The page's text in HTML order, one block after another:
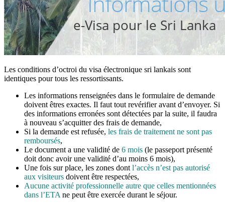
Les conditions d’octroi du visa électronique sri lankais sont
identiques pour tous les ressortissants.
Les informations renseignées dans le formulaire de demande
doivent êtres exactes. Il faut tout revérifier avant d’envoyer. Si
des informations erronées sont détectées par la suite, il faudra
à nouveau s’acquitter des frais de demande,
Si la demande est refusée, les frais de traitement ne sont pas
remboursés,
Le document a une validité de 6 mois (le passeport présenté
doit donc avoir une validité d’au moins 6 mois),
Une fois sur place, les zones dont l’accès n’est pas autorisé
aux visiteurs doivent être respectées,
Aucune activité professionnelle autre que celles mentionnées
dans l’ETA ne peut être exercée durant le séjour.